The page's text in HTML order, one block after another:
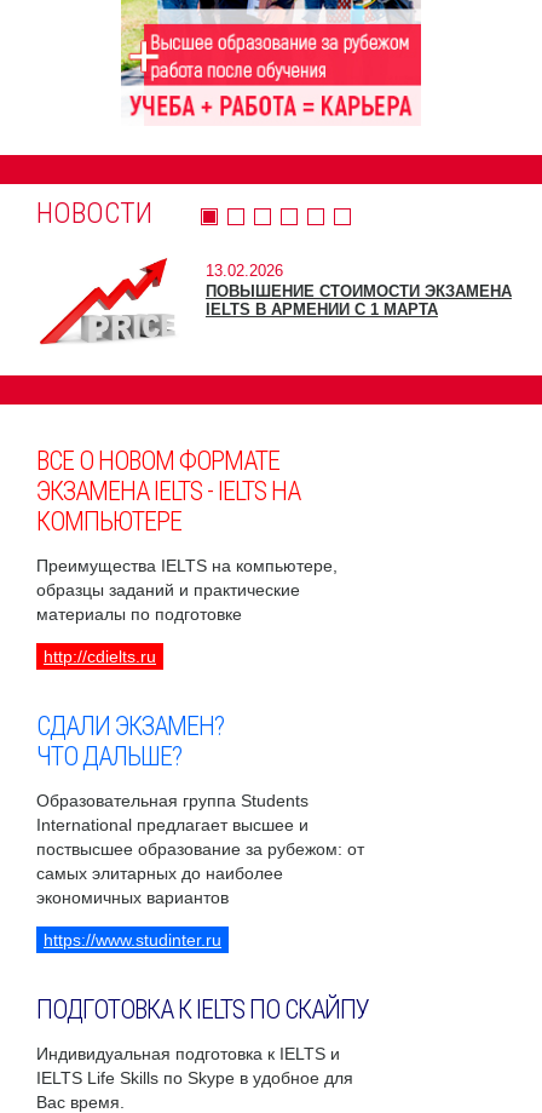
НОВОСТИ
13.02.2026
ПОВЫШЕНИЕ СТОИМОСТИ ЭКЗАМЕНА
IELTS В АРМЕНИИ С 1 МАРТА
ВСЕ О НОВОМ ФОРМАТЕ
ЭКЗАМЕНА IELTS - IELTS НА
КОМПЬЮТЕРЕ
Преимущества IELTS на компьютере,
образцы заданий и практические
материалы по подготовке
http://cdielts.ru
СДАЛИ ЭКЗАМЕН?
ЧТО ДАЛЬШЕ?
Образовательная группа Students
International предлагает высшее и
поствысшее образование за рубежом: от
самых элитарных до наиболее
экономичных вариантов
https://www.studinter.ru
ПОДГОТОВКА К IELTS ПО СКАЙПУ
Индивидуальная подготовка к IELTS и
IELTS Life Skills по Skype в удобное для
Вас время.